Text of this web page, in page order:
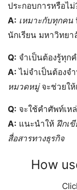
ประกอบการหรือไม่
A: เหมาะกับทุกคน
นักเรียน มหาวิทยา
Q: จำเป็นต้องรู้ทุก
A: ไม่จำเป็นต้องจ
หมวดหมู่จะช่วยให้
Q: จะใช้คำศัพท์เห
A: แนะนำให้ ฝึกเ
สื่อสารทางธุรกิจ
How